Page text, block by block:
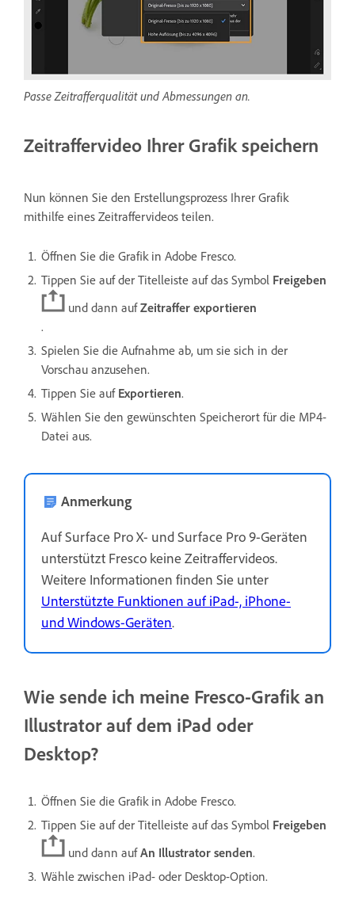
Passe Zeitrafferqualität und Abmessungen an.
Zeitraffervideo Ihrer Grafik speichern
Nun können Sie den Erstellungsprozess Ihrer Grafik
mithilfe eines Zeitraffervideos teilen.
Öffnen Sie die Grafik in Adobe Fresco.
Tippen Sie auf der Titelleiste auf das Symbol Freigeben
und dann aufZeitraffer exportieren
.
Spielen Sie die Aufnahme ab, um sie sich in der
Vorschau anzusehen.
Tippen Sie auf Exportieren.
Wählen Sie den gewünschten Speicherort für die MP4-
Datei aus.
Anmerkung
Auf Surface Pro X- und Surface Pro 9-Geräten
unterstützt Fresco keine Zeitraffervideos.
Weitere Informationen finden Sie unter
Unterstützte Funktionen auf iPad-, iPhone-
und Windows-Geräten.
Wie sende ich meine Fresco-Grafik an
Illustrator auf dem iPad oder
Desktop?
Öffnen Sie die Grafik in Adobe Fresco.
Tippen Sie auf der Titelleiste auf das Symbol Freigeben
und dann aufAn Illustrator senden.
Wähle zwischen iPad- oder Desktop-Option.